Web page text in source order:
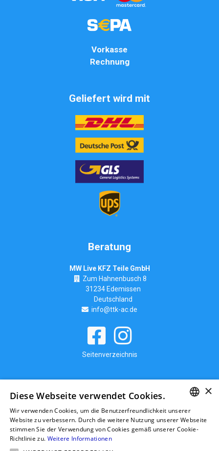
Vorkasse
Rechnung
Geliefert wird mit
Beratung
MW Live KFZ Teile GmbH
Zum Hahnenbusch 8
31234 Edemissen
Deutschland
info@ttk-ac.de
Seitenverzeichnis
GERMAN
RUSSIAN
×
Diese Webseite verwendet Cookies.
Wir verwenden Cookies, um die Benutzerfreundlichkeit unserer
Website zu verbessern. Durch die weitere Nutzung unserer Webseite
stimmen Sie der Verwendung von Cookies gemäß unserer Cookie-
Richtlinie zu. Weitere Informationen